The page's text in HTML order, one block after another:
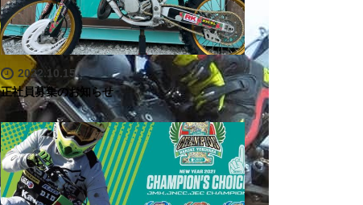
2022.10.15
正社員募集のお知らせ